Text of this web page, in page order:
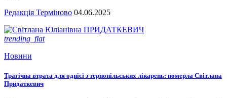
Редакція Терміново 04.06.2025
trending_flat
Новини
Трагічна втрата для однієї з тернопільських лікарень: померла Світлана
Придаткевич